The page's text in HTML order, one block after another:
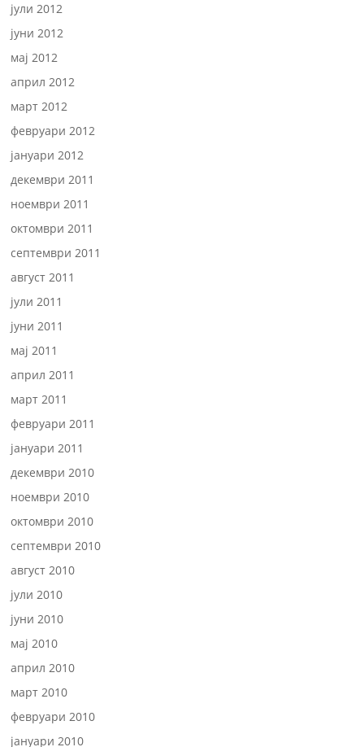
јули 2012
јуни 2012
мај 2012
април 2012
март 2012
февруари 2012
јануари 2012
декември 2011
ноември 2011
октомври 2011
септември 2011
август 2011
јули 2011
јуни 2011
мај 2011
април 2011
март 2011
февруари 2011
јануари 2011
декември 2010
ноември 2010
октомври 2010
септември 2010
август 2010
јули 2010
јуни 2010
мај 2010
април 2010
март 2010
февруари 2010
јануари 2010